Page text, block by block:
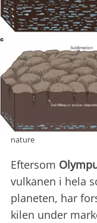
nature
Eftersom
vulkanen i hela
planeten, har
kilen under